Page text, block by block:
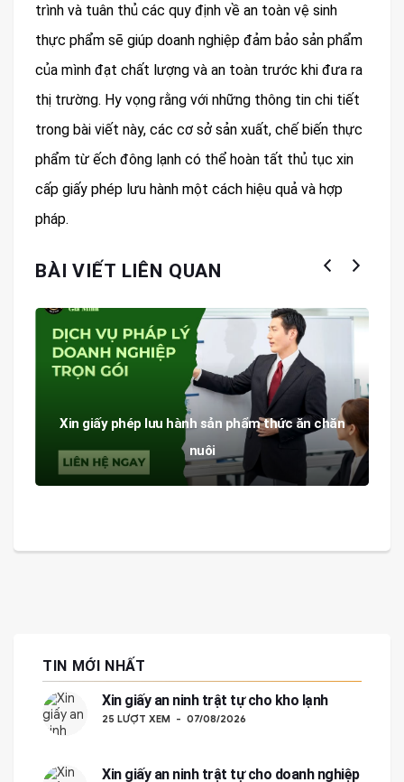
trình và tuân thủ các quy định về an toàn vệ sinh
thực phẩm sẽ giúp doanh nghiệp đảm bảo sản phẩm
của mình đạt chất lượng và an toàn trước khi đưa ra
thị trường. Hy vọng rằng với những thông tin chi tiết
trong bài viết này, các cơ sở sản xuất, chế biến thực
phẩm từ ếch đông lạnh có thể hoàn tất thủ tục xin
cấp giấy phép lưu hành một cách hiệu quả và hợp
pháp.
BÀI VIẾT LIÊN QUAN
Xin giấy phép lưu hành sản phẩm thức ăn chăn
nuôi
TIN MỚI NHẤT
Xin giấy an ninh trật tự cho kho lạnh
25 LƯỢT XEM 07/08/2026
Xin giấy an ninh trật tự cho doanh nghiệp